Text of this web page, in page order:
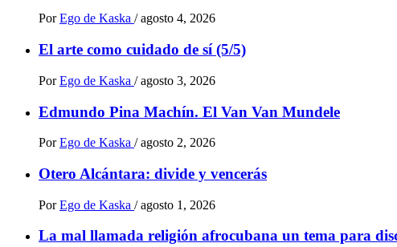
Por Ego de Kaska / agosto 4, 2026
El arte como cuidado de sí (5/5)
Por Ego de Kaska / agosto 3, 2026
Edmundo Pina Machín. El Van Van Mundele
Por Ego de Kaska / agosto 2, 2026
Otero Alcántara: divide y vencerás
Por Ego de Kaska / agosto 1, 2026
La mal llamada religión afrocubana un tema para